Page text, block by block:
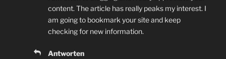
content. The article has really peaks my interest. I
am going to bookmark your site and keep
checking for new information.
Antworten